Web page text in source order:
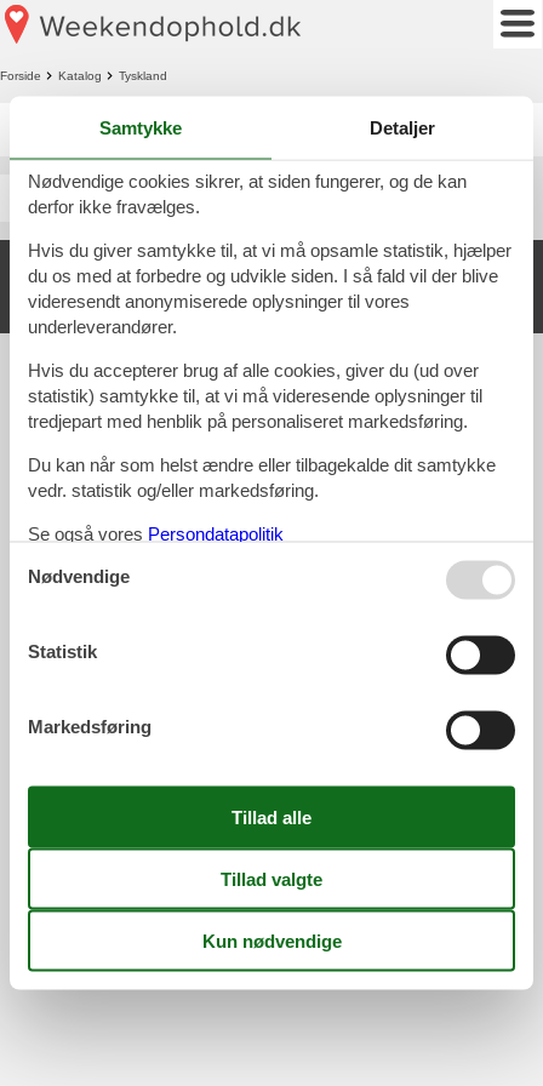
Forside Katalog Tyskland
Katalog - Tyskland - O
Oeversee
©Weekendophold.dk- Feline Holidays A/S- Nygade 8B, 2.th -
DK-7400 Herning -Danmark -Tlf: (+45) 8724 1278 -
Email:info@weekendophold.dk-Momsnr.: DK26347688
Cookies Kontakt Persondatapolitik Overnatningssteder
Følg os
Samtykke Detaljer
Nødvendige cookies sikrer, at siden fungerer, og de kan
derfor ikke fravælges.
Hvis du giver samtykke til, at vi må opsamle statistik, hjælper
du os med at forbedre og udvikle siden. I så fald vil der blive
videresendt anonymiserede oplysninger til vores
underleverandører.
Hvis du accepterer brug af alle cookies, giver du (ud over
statistik) samtykke til, at vi må videresende oplysninger til
tredjepart med henblik på personaliseret markedsføring.
Du kan når som helst ændre eller tilbagekalde dit samtykke
vedr. statistik og/eller markedsføring.
Se også vores Persondatapolitik
Nødvendige
Statistik
Markedsføring